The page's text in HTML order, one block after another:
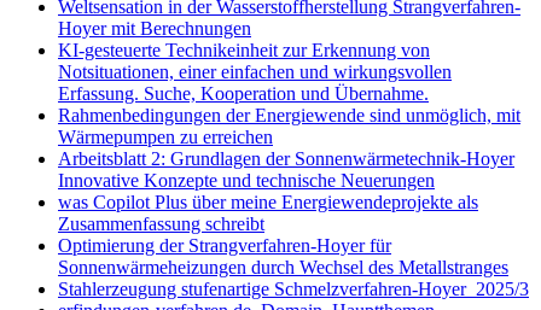
Weltsensation in der Wasserstoffherstellung Strangverfahren-
Hoyer mit Berechnungen
KI-gesteuerte Technikeinheit zur Erkennung von
Notsituationen, einer einfachen und wirkungsvollen
Erfassung. Suche, Kooperation und Übernahme.
Rahmenbedingungen der Energiewende sind unmöglich, mit
Wärmepumpen zu erreichen
Arbeitsblatt 2: Grundlagen der Sonnenwärmetechnik-Hoyer
Innovative Konzepte und technische Neuerungen
was Copilot Plus über meine Energiewendeprojekte als
Zusammenfassung schreibt
Optimierung der Strangverfahren-Hoyer für
Sonnenwärmeheizungen durch Wechsel des Metallstranges
Stahlerzeugung stufenartige Schmelzverfahren-Hoyer 2025/3